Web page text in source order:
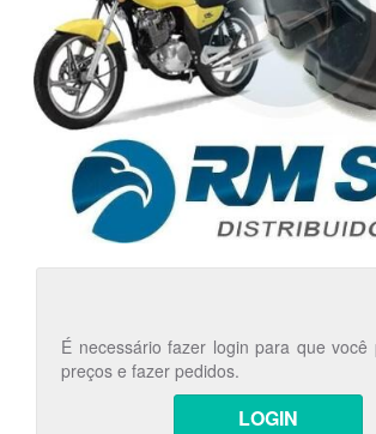
É necessário fazer login para que você
preços e fazer pedidos.
LOGIN